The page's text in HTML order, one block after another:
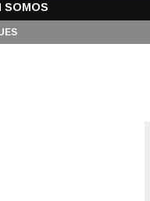
SOMOS